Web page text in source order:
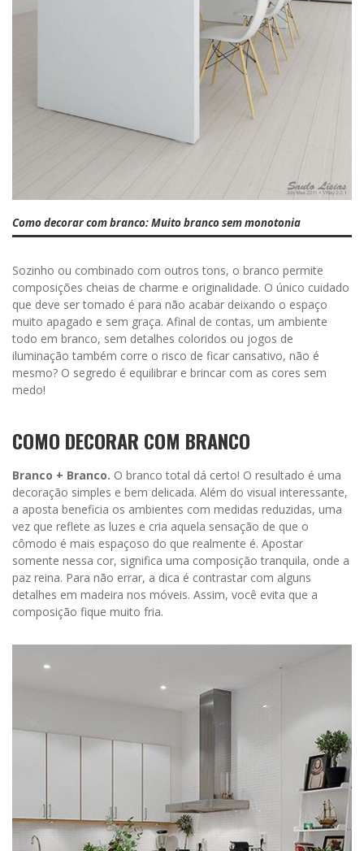
Como decorar com branco: Muito branco sem monotonia
Sozinho ou combinado com outros tons, o branco permite
composições cheias de charme e originalidade. O único cuidado
que deve ser tomado é para não acabar deixando o espaço
muito apagado e sem graça. Afinal de contas, um ambiente
todo em branco, sem detalhes coloridos ou jogos de
iluminação também corre o risco de ficar cansativo, não é
mesmo? O segredo é equilibrar e brincar com as cores sem
medo!
COMO DECORAR COM BRANCO
Branco + Branco. O branco total dá certo! O resultado é uma
decoração simples e bem delicada. Além do visual interessante,
a aposta beneficia os ambientes com medidas reduzidas, uma
vez que reflete as luzes e cria aquela sensação de que o
cômodo é mais espaçoso do que realmente é. Apostar
somente nessa cor, significa uma composição tranquila, onde a
paz reina. Para não errar, a dica é contrastar com alguns
detalhes em madeira nos móveis. Assim, você evita que a
composição fique muito fria.